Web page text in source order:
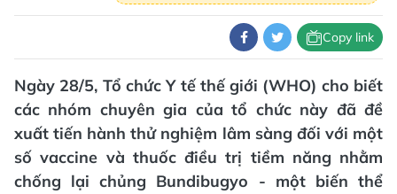
Copy link
Ngày 28/5, Tổ chức Y tế thế giới (WHO) cho biết
các nhóm chuyên gia của tổ chức này đã đề
xuất tiến hành thử nghiệm lâm sàng đối với một
số vaccine và thuốc điều trị tiềm năng nhằm
chống lại chủng Bundibugyo - một biến thể